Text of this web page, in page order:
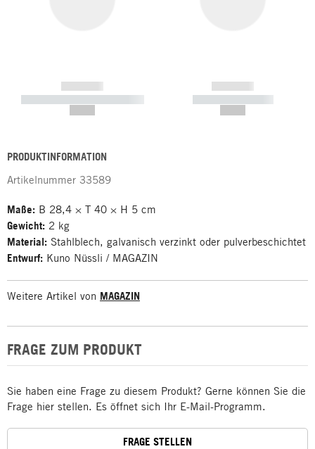
------------
----------- ----------- -----------
------------
----------- -----------
PRODUKTINFORMATION
Artikelnummer 33589
Maße: B 28,4 × T 40 × H 5 cm
Gewicht: 2 kg
Material: Stahlblech, galvanisch verzinkt oder pulverbeschichtet
Entwurf: Kuno Nüssli / MAGAZIN
Weitere Artikel von MAGAZIN
FRAGE ZUM PRODUKT
Sie haben eine Frage zu diesem Produkt? Gerne können Sie die
Frage hier stellen. Es öffnet sich Ihr E-Mail-Programm.
FRAGE STELLEN